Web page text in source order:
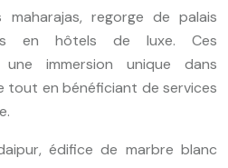
regorge de palais
en hôtels de luxe. Ces
immersion unique dans
tout en bénéficiant de services
édifice de marbre blanc